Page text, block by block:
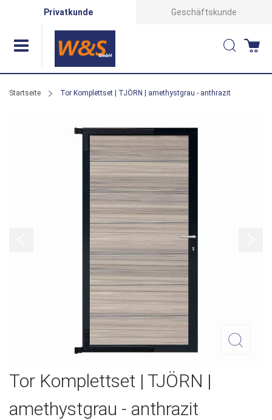
Privatkunde Geschäftskunde
Suche
Startseite Tor Komplettset | TJÖRN | amethystgrau - anthrazit
Zum
der
Tor Komplettset | TJÖRN |
amethystgrau - anthrazit